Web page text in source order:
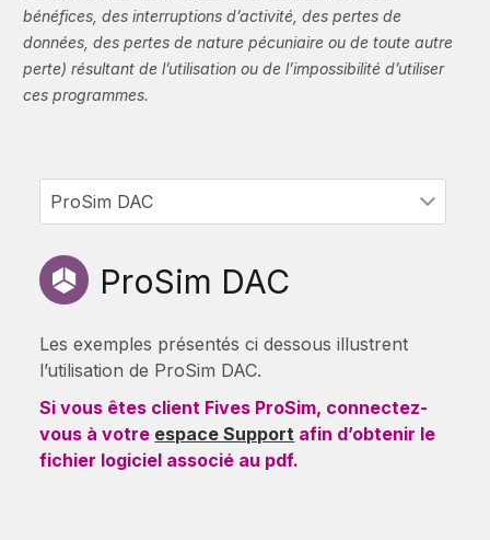
bénéfices, des interruptions d’activité, des pertes de
données, des pertes de nature pécuniaire ou de toute autre
perte) résultant de l’utilisation ou de l’impossibilité d’utiliser
ces programmes.
ProSim DAC
Les exemples présentés ci dessous illustrent
l’utilisation de ProSim DAC.
Si vous êtes client Fives ProSim, connectez-
vous à votre espace Support afin d’obtenir le
fichier logiciel associé au pdf.